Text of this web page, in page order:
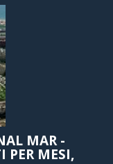
MAR -
PER MESI,